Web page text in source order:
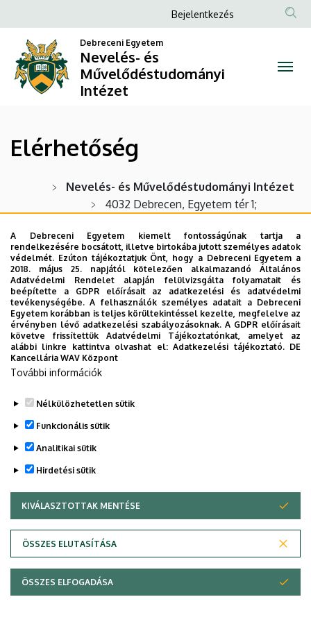
Nevelés-
Intézet
a
tartalomra
Anonim
menüje
Bejelentkezés
Debreceni Egyetem
Nevelés- és
Művelődéstudományi
Intézet
Elérhetőség
Nevelés- és Művelődéstudományi Intézet
4032 Debrecen, Egyetem tér 1;
Debrecen, Pf. 400.
E-mail:
nevtudint@arts.unideb.hu
Intézeti iroda:+36 (52) 512-922, 36 (52) 512-
900/22223
Legutóbbi frissítés: 2023. 06. 08. 13:06
Adatvédelem
Szerzői jog © 2026 Unideb
A Debreceni Egyetem kiemelt fontosságúnak tartja a
rendelkezésére bocsátott, illetve birtokába jutott személyes adatok
védelmét. Ezúton tájékoztatjuk Önt, hogy a Debreceni Egyetem a
2018. május 25. napjától kötelezően alkalmazandó Általános
Adatvédelmi Rendelet alapján felülvizsgálta folyamatait és
beépítette a GDPR előírásait az adatkezelési és adatvédelmi
tevékenységébe. A felhasználók személyes adatait a Debreceni
Egyetem korábban is teljes körültekintéssel kezelte, megfelelve az
érvényben lévő adatkezelési szabályozásoknak. A GDPR előírásait
követve frissítettük Adatvédelmi Tájékoztatónkat, amelyet az
alábbi linkre kattintva olvashat el:Adatkezelési tájékoztató. DE
Kancellária WAV Központ
További információk
Nélkülözhetetlen sütik
Funkcionális sütik
Analitikai sütik
Hirdetési sütik
KIVÁLASZTOTTAK MENTÉSE
ÖSSZES ELUTASÍTÁSA
WITHDRAW CONSENT
ÖSSZES ELFOGADÁSA